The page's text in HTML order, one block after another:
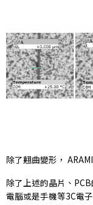
除了翹曲變形，
除了上述的晶片、
電腦或是手機等3C電